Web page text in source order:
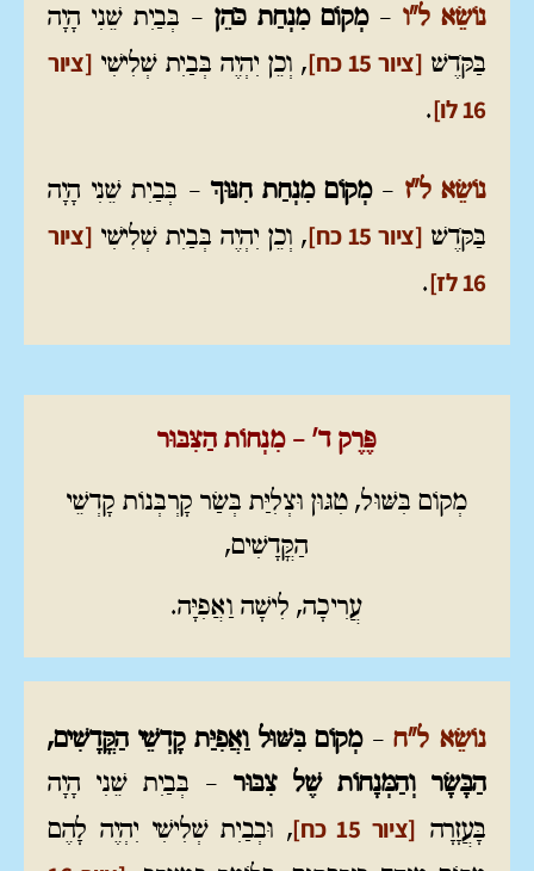
נוֹשֵׂא ל"ו – מְקוֹם מִנְחַת כֹּהֵן– בְּבַיִת שֵׁנִי הָיָה
בַּקֹּדֶשׁ [ציור 15 כח] , וְכֵן יִהְיֶה בְּבַיִת שְׁלִישִׁי [ציור
16 לו]
.
נוֹשֵׂא ל"ז – מְקוֹם מִנְחַת חִנּוּךְ – בְּבַיִת שֵׁנִי הָיָה
בַּקֹּדֶשׁ [ציור 15 כח] , וְכֵן יִהְיֶה בְּבַיִת שְׁלִישִׁי [ציור
16 לז]
.
פֶּרֶק ד' – מִנְחוֹת הַצִּבּוּר
מְקוֹם בִּשּׁוּל, טִגּוּן וּצְלִיַּת בְּשַׂר קָרְבְּנוֹת קָדְשֵׁי
הַקֳּדָשִׁים,
עֲרִיכָה, לִישָׁה וַאֲפִיָּה.
נוֹשֵׂא ל"ח –מְקוֹם בִּשּׁוּל וַאֲפִיַּת קָדְשֵׁי הַקֳּדָשִׁים,
הַבָּשָׂר וְהַמְּנָחוֹת שֶׁל צִבּוּר– בְּבַיִת שֵׁנִי הָיָה
בָּעֲזָרָה [ציור 15 כח]
, וּבְבַיִת שְׁלִישִׁי יִהְיֶה לָהֶם